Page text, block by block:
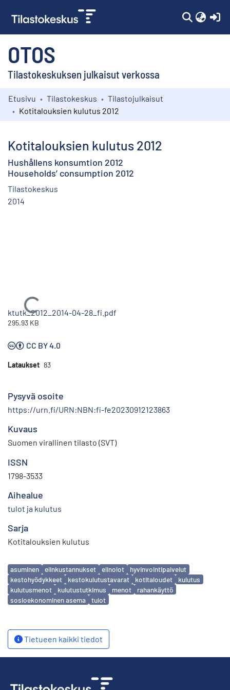
OTOS
Tilastokeskuksen julkaisut verkossa
Kokoelmat
Etusivu Tilastokeskus
Tilastojulkaisut
Kotitalouksien kulutus 2012
Kotitalouksien kulutus 2012
Hushållens konsumtion 2012
Households’ consumption 2012
Tilastokeskus
2014
Ladataan...
ktutk_2012_2014-04-28_fi.pdf
295.93 KB
CC BY 4.0
Lataukset 83
Pysyvä osoite
https://urn.fi/URN:NBN:fi-fe20230912123863
Kuvaus
Suomen virallinen tilasto (SVT)
ISSN
1798-3533
Aihealue
tulot ja kulutus
Sarja
Kotitalouksien kulutus
Avainsanat
asuminen elinkustannukset elinolot
hyvinvointipalvelut
kestohyödykkeet
kestokulutustavarat kotitaloudet
kulutus
kulutusmenot
kulutustutkimus menot
rahankäyttö
sosioekonominen asema
tulot
Tietueen kaikki tiedot